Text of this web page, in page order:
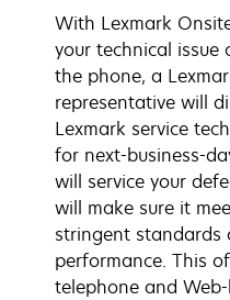
With Lexmark
your technical issue
the phone, a
representative will
Lexmark service
for next-business-
will service your
will make sure it
stringent standards
performance. This
telephone and